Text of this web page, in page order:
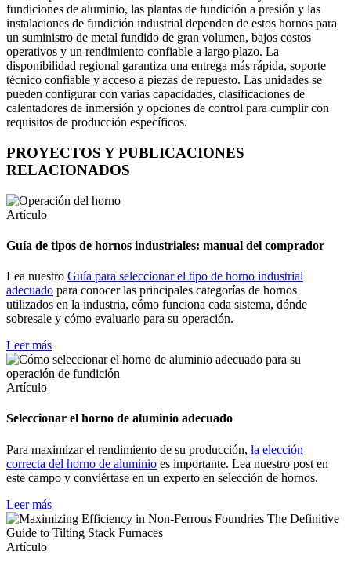
fundiciones de aluminio, las plantas de fundición a presión y las
instalaciones de fundición industrial dependen de estos hornos para
un suministro de metal fundido de gran volumen, bajos costos
operativos y un rendimiento confiable a largo plazo. La
disponibilidad regional garantiza una entrega más rápida, soporte
técnico confiable y acceso a piezas de repuesto. Las unidades se
pueden configurar con varias capacidades, clasificaciones de
calentadores de inmersión y opciones de control para cumplir con
requisitos de producción específicos.
PROYECTOS Y PUBLICACIONES
RELACIONADOS
Artículo
Guía de tipos de hornos industriales: manual del comprador
Lea nuestro Guía para seleccionar el tipo de horno industrial
adecuado para conocer las principales categorías de hornos
utilizados en la industria, cómo funciona cada sistema, dónde
sobresale y cómo evaluarlo para su operación.
Leer más
Artículo
Seleccionar el horno de aluminio adecuado
Para maximizar el rendimiento de su producción, la elección
correcta del horno de aluminio es importante. Lea nuestro post en
este campo y conviértase en un experto en selección de hornos.
Leer más
Artículo